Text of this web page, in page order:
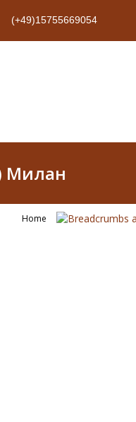
(+49)15755669054
Милан
Home